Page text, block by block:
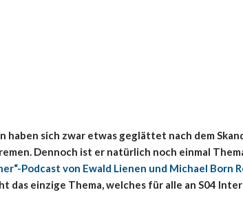
haben sich zwar etwas geglättet nach dem
Dennoch ist er natürlich noch einmal
Podcast von Ewald Lienen und Michael Born
das einzige Thema, welches für alle an S04